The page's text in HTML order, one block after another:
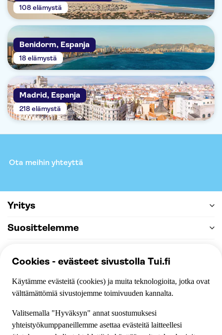
108 elämystä
Benidorm, Espanja
18 elämystä
Madrid, Espanja
218 elämystä
Ota meihin yhteyttä
Yritys
Suosittelemme
100% turvallinen maksaminen, hyväksymme seuraavat
maksutavat